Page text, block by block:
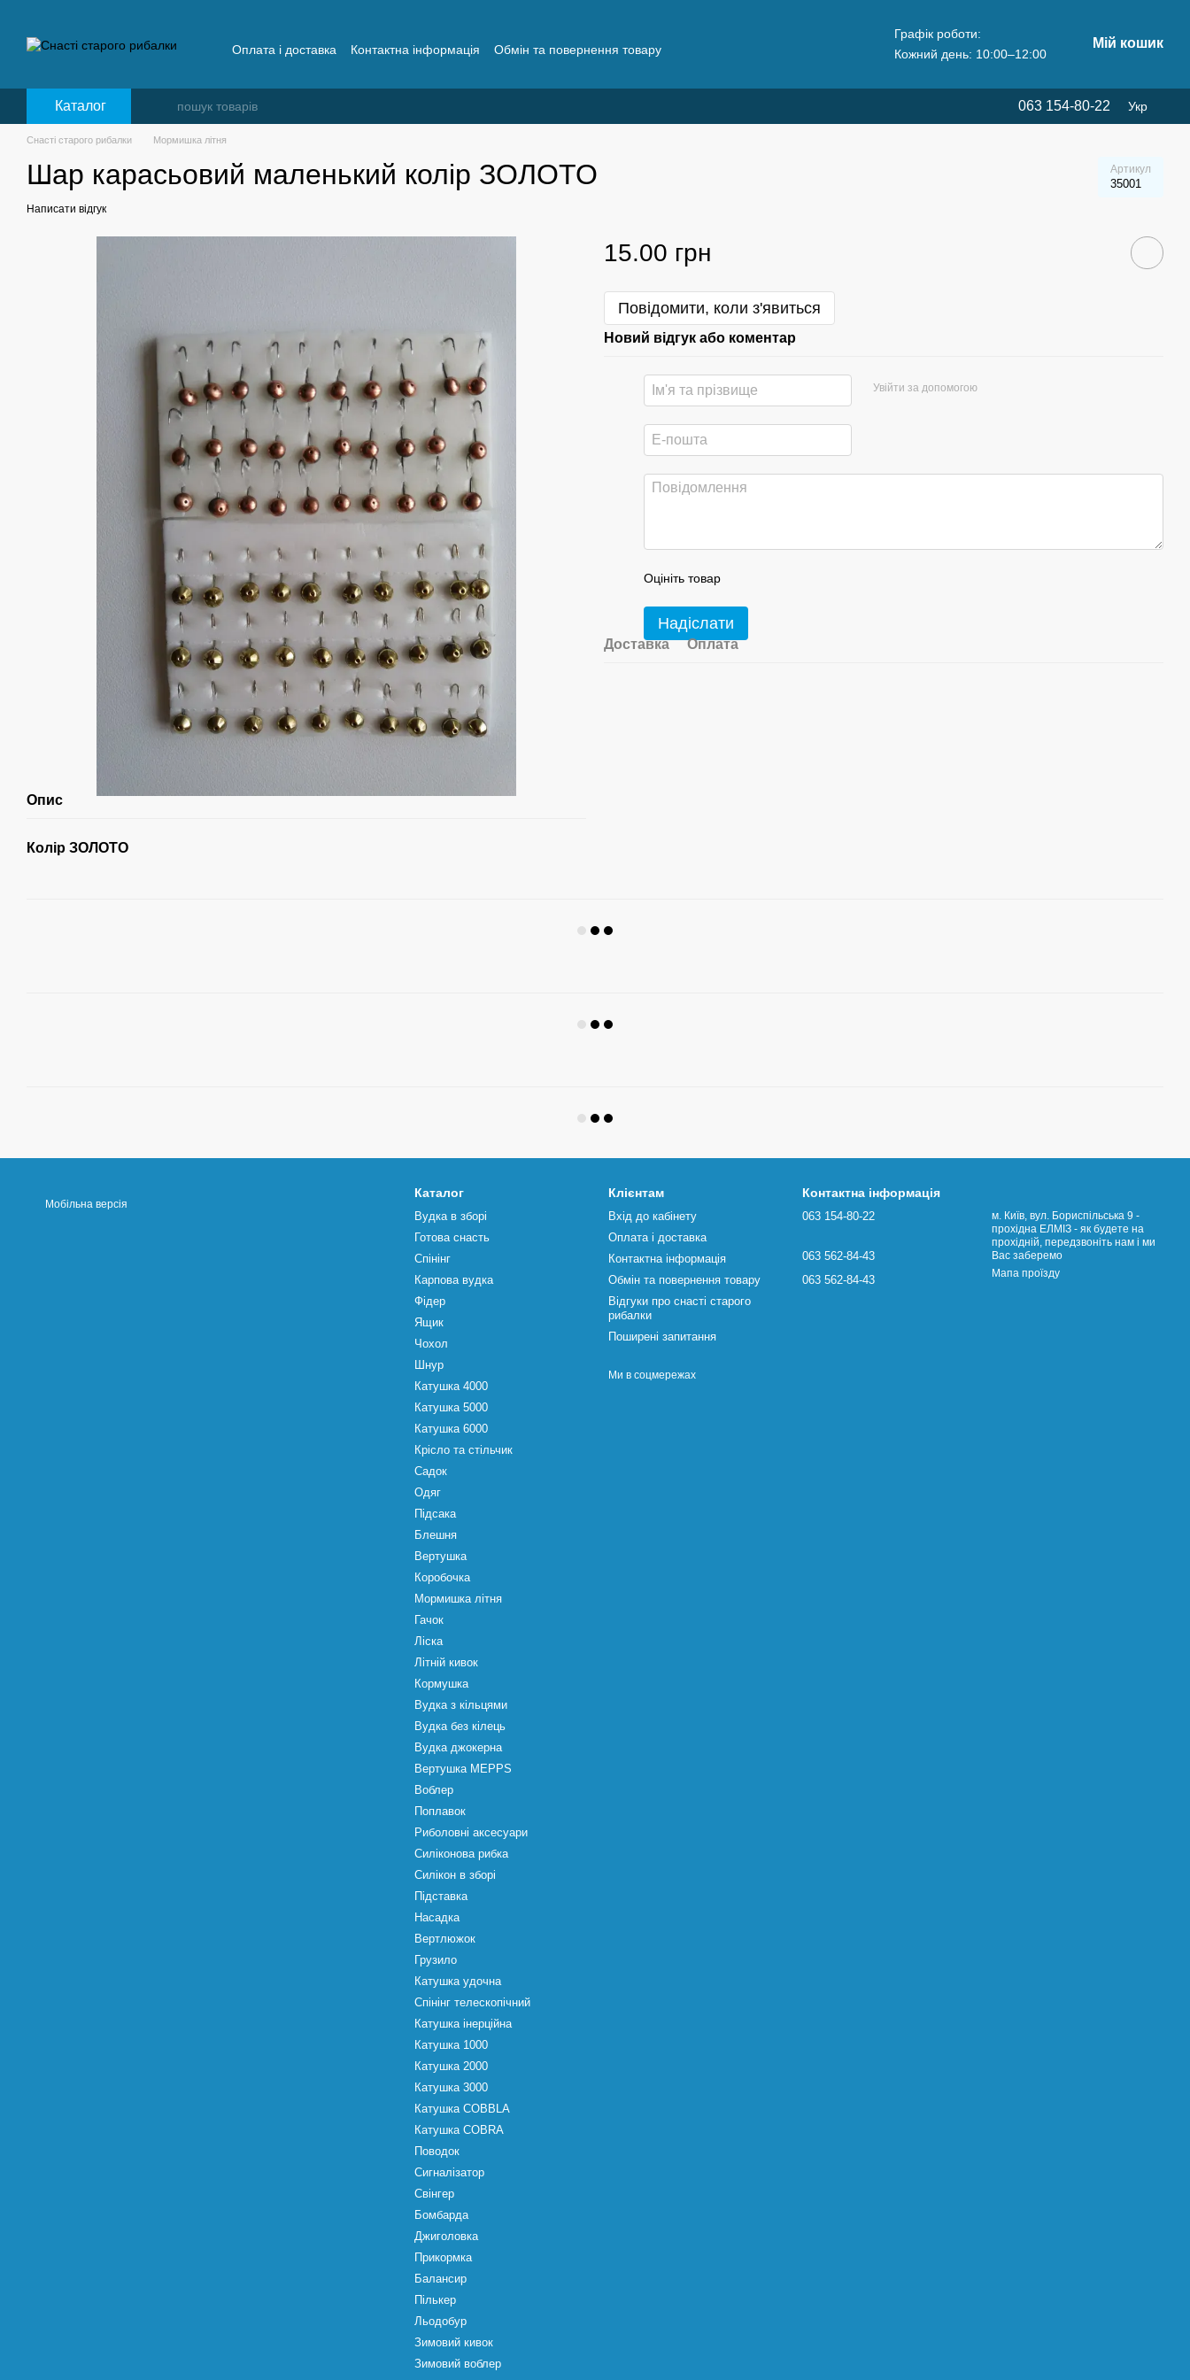
Оплата і доставка Контактна інформація
Обмін та повернення товару
Графік роботи:
Кожний день: 10:00–12:00
Мій кошик
Каталог 063 154-80-22 Укр
Снасті старого рибалки Мормишка літня
Шар карасьовий маленький колір ЗОЛОТО Артикул
35001
Написати відгук
Опис
Колір ЗОЛОТО
15.00 грн
Повідомити, коли з'явиться
Новий відгук або коментар
Увійти за допомогою
Оцініть товар
Надіслати
Доставка Оплата
Мобільна версія
Каталог
Вудка в зборі
Готова снасть
Спінінг
Карпова вудка
Фідер
Ящик
Чохол
Шнур
Катушка 4000
Катушка 5000
Катушка 6000
Крісло та стільчик
Садок
Одяг
Підсака
Блешня
Вертушка
Коробочка
Мормишка літня
Гачок
Ліска
Літній кивок
Кормушка
Вудка з кільцями
Вудка без кілець
Вудка джокерна
Вертушка MEPPS
Воблер
Поплавок
Риболовні аксесуари
Силіконова рибка
Силікон в зборі
Підставка
Насадка
Вертлюжок
Грузило
Катушка удочна
Спінінг телескопічний
Катушка інерційна
Катушка 1000
Катушка 2000
Катушка 3000
Катушка COBBLA
Катушка COBRA
Поводок
Сигналізатор
Свінгер
Бомбарда
Джиголовка
Прикормка
Балансир
Пількер
Льодобур
Зимовий кивок
Зимовий воблер
Клієнтам
Вхід до кабінету
Оплата і доставка
Контактна інформація
Обмін та повернення товару
Відгуки про снасті старого
рибалки
Поширені запитання
Ми в соцмережах
Контактна інформація
063 154-80-22
063 562-84-43
063 562-84-43
м. Київ, вул. Бориспільська 9 -
прохідна ЕЛМІЗ - як будете на
прохідній, передзвоніть нам і ми
Вас заберемо
Мапа проїзду